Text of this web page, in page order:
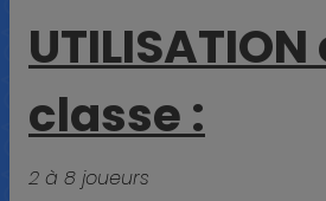
classe :
2 à 8 joueurs